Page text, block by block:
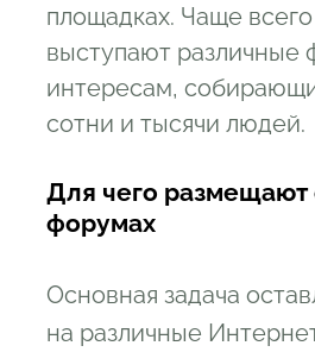
площадках. Чаще
выступают различные
интересам,
сотни и тысячи людей.
Для чего размещают
форумах
Основная задача
на различные